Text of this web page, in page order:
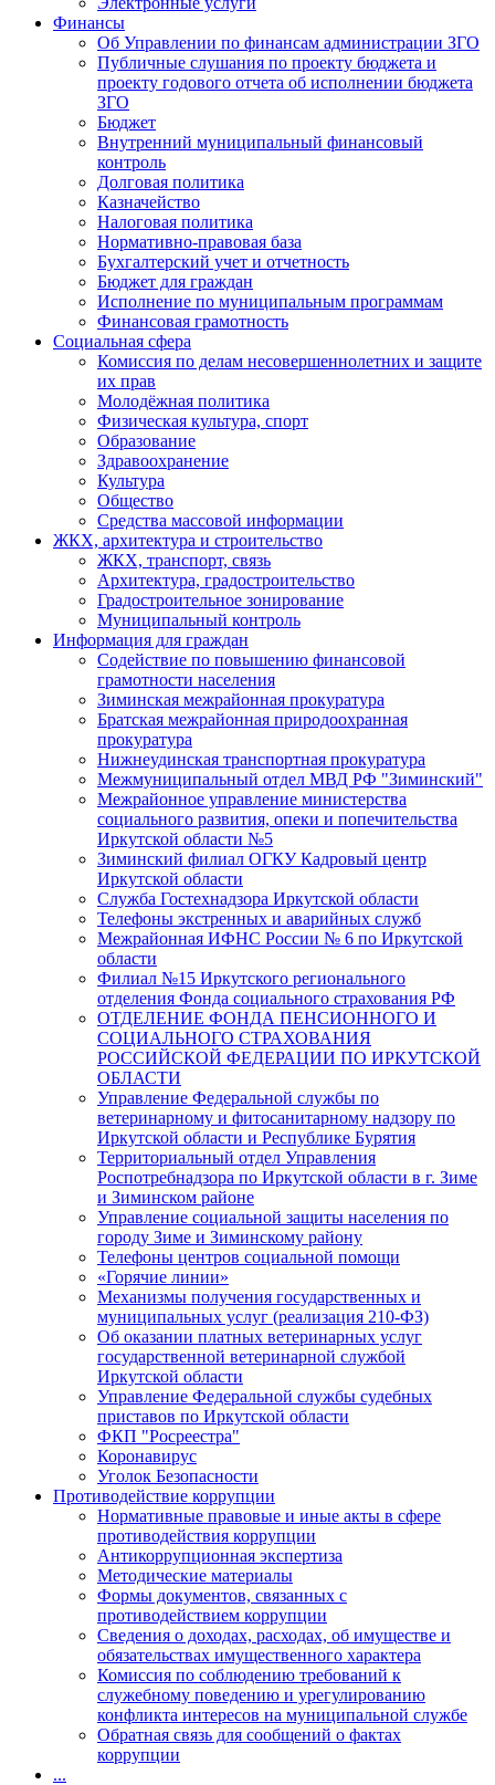
Финансы
Об Управлении по финансам администрации ЗГО
Публичные слушания по проекту бюджета и
проекту годового отчета об исполнении бюджета
ЗГО
Бюджет
Внутренний муниципальный финансовый
контроль
Долговая политика
Казначейство
Налоговая политика
Нормативно-правовая база
Бухгалтерский учет и отчетность
Бюджет для граждан
Исполнение по муниципальным программам
Финансовая грамотность
Социальная сфера
Комиссия по делам несовершеннолетних и защите
их прав
Молодёжная политика
Физическая культура, спорт
Образование
Здравоохранение
Культура
Общество
Средства массовой информации
ЖКХ, архитектура и строительство
ЖКХ, транспорт, связь
Архитектура, градостроительство
Градостроительное зонирование
Муниципальный контроль
Информация для граждан
Содействие по повышению финансовой
грамотности населения
Зиминская межрайонная прокуратура
Братская межрайонная природоохранная
прокуратура
Нижнеудинская транспортная прокуратура
Межмуниципальный отдел МВД РФ "Зиминский"
Межрайонное управление министерства
социального развития, опеки и попечительства
Иркутской области №5
Зиминский филиал ОГКУ Кадровый центр
Иркутской области
Служба Гостехнадзора Иркутской области
Телефоны экстренных и аварийных служб
Межрайонная ИФНС России № 6 по Иркутской
области
Филиал №15 Иркутского регионального
отделения Фонда социального страхования РФ
ОТДЕЛЕНИЕ ФОНДА ПЕНСИОННОГО И
СОЦИАЛЬНОГО СТРАХОВАНИЯ
РОССИЙСКОЙ ФЕДЕРАЦИИ ПО ИРКУТСКОЙ
ОБЛАСТИ
Управление Федеральной службы по
ветеринарному и фитосанитарному надзору по
Иркутской области и Республике Бурятия
Территориальный отдел Управления
Роспотребнадзора по Иркутской области в г. Зиме
и Зиминском районе
Управление социальной защиты населения по
городу Зиме и Зиминскому району
Телефоны центров социальной помощи
«Горячие линии»
Механизмы получения государственных и
муниципальных услуг (реализация 210-ФЗ)
Об оказании платных ветеринарных услуг
государственной ветеринарной службой
Иркутской области
Управление Федеральной службы судебных
приставов по Иркутской области
ФКП "Росреестра"
Коронавирус
Уголок Безопасности
Противодействие коррупции
Нормативные правовые и иные акты в сфере
противодействия коррупции
Антикоррупционная экспертиза
Методические материалы
Формы документов, связанных с
противодействием коррупции
Сведения о доходах, расходах, об имуществе и
обязательствах имущественного характера
Комиссия по соблюдению требований к
служебному поведению и урегулированию
конфликта интересов на муниципальной службе
Обратная связь для сообщений о фактах
коррупции
...